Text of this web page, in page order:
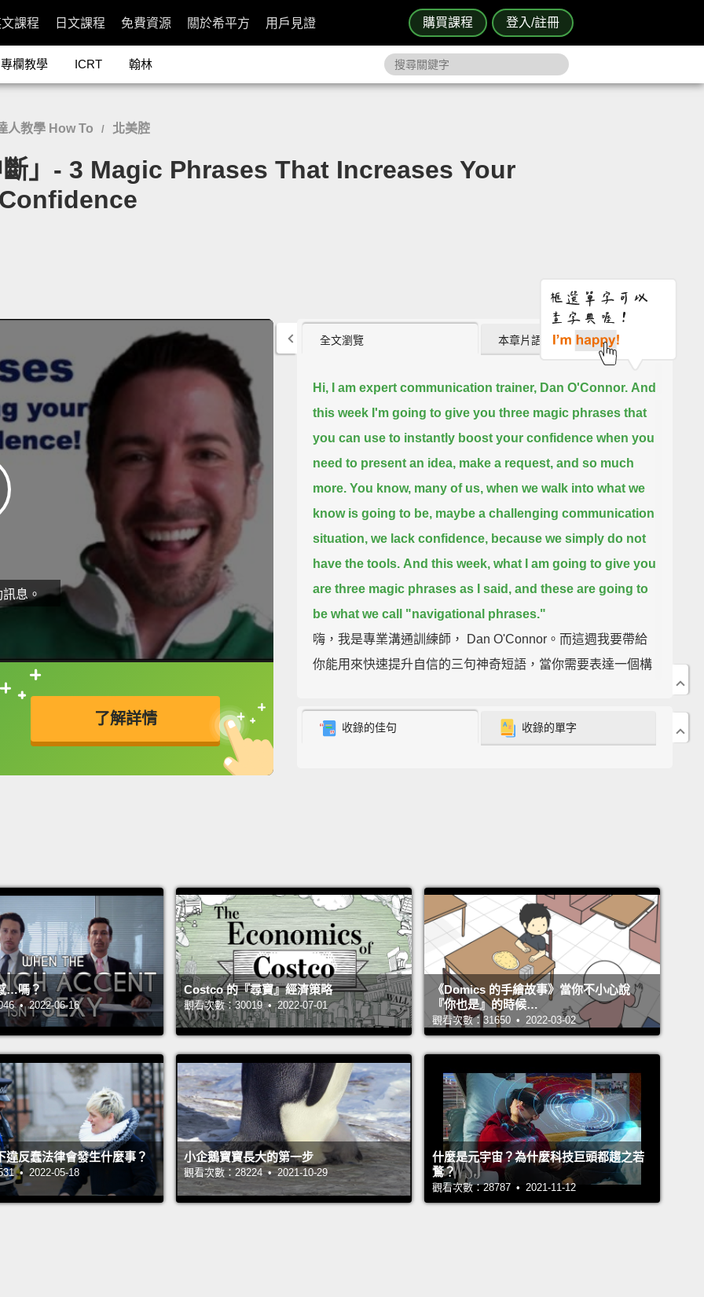
購買課程 登入/註冊
課程 日文課程 免費資源 關於希平方 用戶見證
專欄教學 ICRT 翰林
人教學 How To / 北美腔
斷」- 3 Magic Phrases That Increases Your
息。
了解詳情
接查字典喔！
英
全文瀏覽 本章片語 (2)
Hi, I am expert communication trainer, Dan O'Connor. And
this week I'm going to give you three magic phrases that
you can use to instantly boost your confidence when you
need to present an idea, make a request, and so much
more. You know, many of us, when we walk into what we
know is going to be, maybe a challenging communication
situation, we lack confidence, because we simply do not
have the tools. And this week, what I am going to give you
are three magic phrases as I said, and these are going to
be what we call "navigational phrases."
嗨，我是專業溝通訓練師， Dan O'Connor。而這週我要帶給
你能用來快速提升自信的三句神奇短語，當你需要表達一個構
之中許多人，當我們走進一個我們知道會是怎樣的場合，或許
是個有挑戰性的溝通情境時，我們缺乏自信，因為我們根本沒
with people who intentionally try to throw our message off
track. And when that happens to you the next time, these
three magic navigational phrases will be exactly what will
get you out of that pickle. They are... Are you ready?
引導式短語－－當你的訊息似乎要偏離軌道時，你用來幫助自
己導回正軌。我們全都知道我們有些人會和一些刻意嘗試將我
們的訊息導偏的人交談。而當那種事下次發生在你身上時，這
三句神奇的引導式短語正好是能讓你逃出困境的東西。它們
是...你準備好了嗎？
Magic phrase number one, "That may be but..." Repeat
that, "That may be but..." Magic phrase number two, "I
understand, however..." Repeat that, "I understand,
收錄的佳句 收錄的單字
…嗎？
• 2022-06-16
Costco 的『尋寶』經濟策略
觀看次數：30019 • 2022-07-01
《Domics 的手繪故事》當你不小心說
『你也是』的時候…
觀看次數：31650 • 2022-03-02
違反蠢法律會發生什麼事？
• 2022-05-18
小企鵝寶寶長大的第一步
觀看次數：28224 • 2021-10-29
什麼是元宇宙？為什麼科技巨頭都趨之若
鶩？
觀看次數：28787 • 2021-11-12